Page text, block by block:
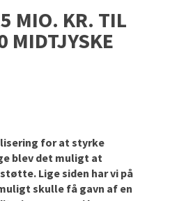
MIO. KR. TIL
MIDTJYSKE
for at styrke
blev det muligt at
Lige siden har vi på
skulle få gavn af en